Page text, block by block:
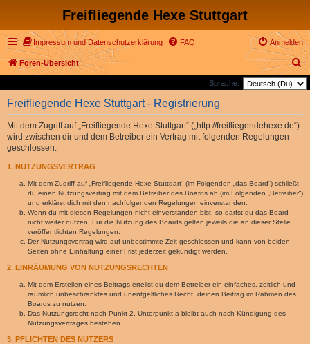
Freifliegende Hexe Stuttgart
Impressum und Datenschutzerklärung FAQ Anmelden
Foren-Übersicht
S
u
Sprache:
Freifliegende Hexe Stuttgart - Registrierung
Mit dem Zugriff auf „Freifliegende Hexe Stuttgart“ („http://freifliegendehexe.de“)
wird zwischen dir und dem Betreiber ein Vertrag mit folgenden Regelungen
geschlossen:
1. NUTZUNGSVERTRAG
Mit dem Zugriff auf „Freifliegende Hexe Stuttgart“ (im Folgenden „das Board“) schließt
du einen Nutzungsvertrag mit dem Betreiber des Boards ab (im Folgenden „Betreiber“)
und erklärst dich mit den nachfolgenden Regelungen einverstanden.
Wenn du mit diesen Regelungen nicht einverstanden bist, so darfst du das Board
nicht weiter nutzen. Für die Nutzung des Boards gelten jeweils die an dieser Stelle
veröffentlichten Regelungen.
Der Nutzungsvertrag wird auf unbestimmte Zeit geschlossen und kann von beiden
Seiten ohne Einhaltung einer Frist jederzeit gekündigt werden.
2. EINRÄUMUNG VON NUTZUNGSRECHTEN
Mit dem Erstellen eines Beitrags erteilst du dem Betreiber ein einfaches, zeitlich und
räumlich unbeschränktes und unentgeltliches Recht, deinen Beitrag im Rahmen des
Boards zu nutzen.
Das Nutzungsrecht nach Punkt 2, Unterpunkt a bleibt auch nach Kündigung des
Nutzungsvertrages bestehen.
3. PFLICHTEN DES NUTZERS